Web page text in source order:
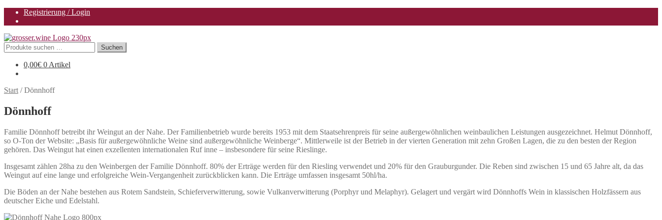
Registrierung / Login
Zur
Navigation
springen
Zum
Inhalt
springen
Suchen
nach:
Suchen
0,00€ 0 Artikel
Start /Dönnhoff
Dönnhoff
Familie Dönnhoff betreibt ihr Weingut an der Nahe. Der Familienbetrieb wurde bereits 1953 mit dem Staatsehrenpreis für seine außergewöhnlichen weinbaulichen Leistungen ausgezeichnet. Helmut Dönnhoff,
so O-Ton der Website: „Basis für außergewöhnliche Weine sind außergewöhnliche Weinberge“. Mittlerweile ist der Betrieb in der vierten Generation mit zehn Großen Lagen, die zu den besten der Region
gehören. Das Weingut hat einen exzellenten internationalen Ruf inne – insbesondere für seine Rieslinge.
Insgesamt zählen 28ha zu den Weinbergen der Familie Dönnhoff. 80% der Erträge werden für den Riesling verwendet und 20% für den Grauburgunder. Die Reben sind zwischen 15 und 65 Jahre alt, da das
Weingut auf eine lange und erfolgreiche Wein-Vergangenheit zurückblicken kann. Die Erträge umfassen insgesamt 50hl/ha.
Die Böden an der Nahe bestehen aus Rotem Sandstein, Schieferverwitterung, sowie Vulkanverwitterung (Porphyr und Melaphyr). Gelagert und vergärt wird Dönnhoffs Wein in klassischen Holzfässern aus
deutscher Eiche und Edelstahl.